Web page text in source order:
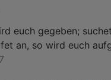
euch gegeben;
an, so wird euch